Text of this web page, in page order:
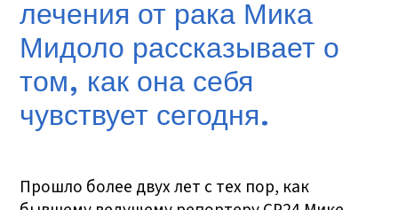
лечения от рака Мика
Мидоло рассказывает о
том, как она себя
чувствует сегодня.
Прошло более двух лет с тех пор, как